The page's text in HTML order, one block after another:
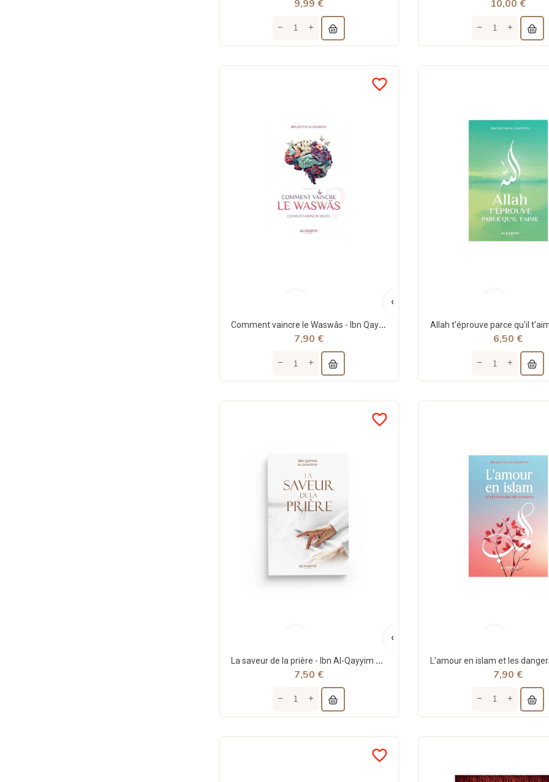
9,99 € 10,00 €
favorite_border
Comment vaincre le Waswâs - Ibn Qayyim Al-Jawziyya - al-Hadith
7,90 € 6,50 €
favorite_border
La saveur de la prière - Ibn Al-Qayyim Al-Jawziyya - al-Hadith
7,50 € 7,90 €
favorite_border